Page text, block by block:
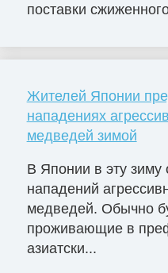
поставки
Жителей Японии
нападениях
медведей зимой
В Японии в эту зиму
нападений
медведей. Обычно
проживающие в
азиатски...